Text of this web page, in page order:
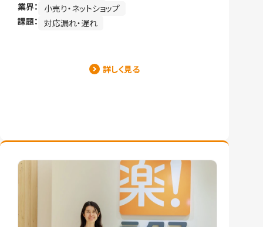
業界：
小売り・ネットショップ
課題： 対応漏れ・遅れ
詳しく見る